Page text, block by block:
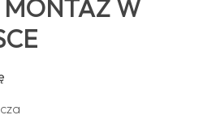
MONTAŻ W